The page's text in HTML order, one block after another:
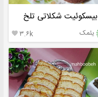
بیسکوئیت شکلاتی تلخ
یئمک ۳.۶k 